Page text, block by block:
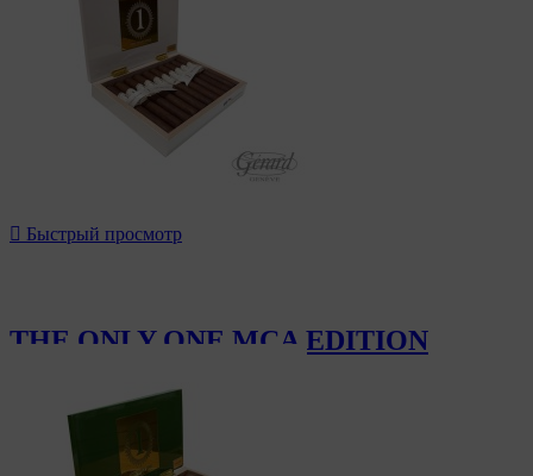
 Быстрый просмотр
THE ONLY ONE MCA EDITION